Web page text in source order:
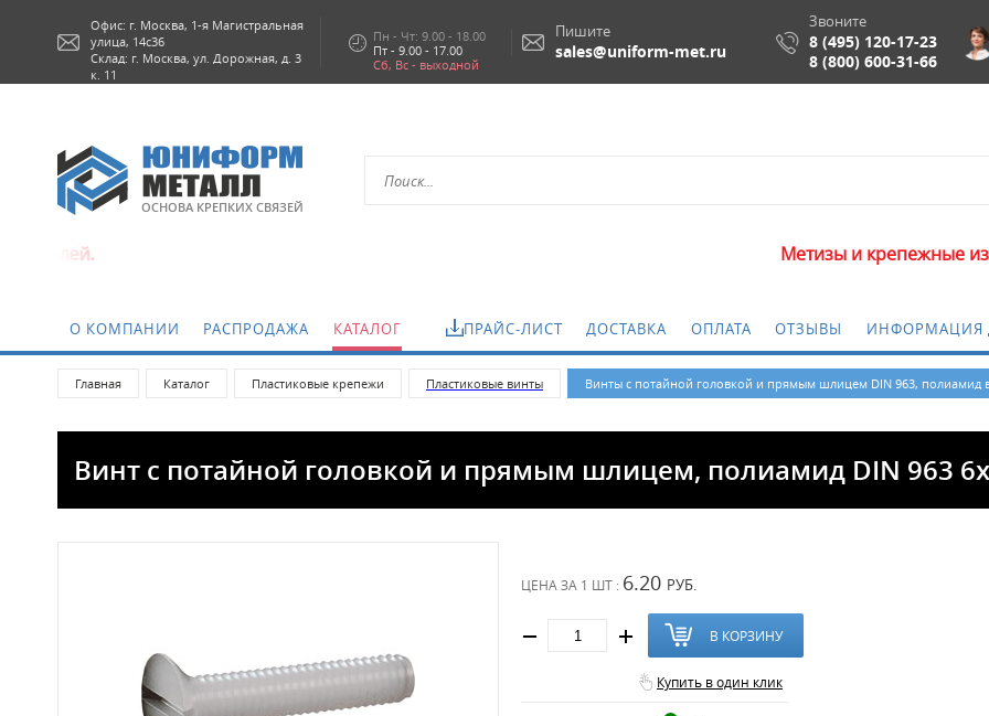
Офис: г. Москва, 1-я Магистральная
улица, 14с36
Склад: г. Москва, ул. Дорожная, д. 3
к. 11
Пн - Чт: 9.00 - 18.00
Пт - 9.00 - 17.00
Сб, Вс - выходной
Пишите
sales@uniform-met.ru
Звоните
8 (495) 120-17-23
8 (800) 600-31-66
ОСНОВА КРЕПКИХ СВЯЗЕЙ
Метизы и крепежные изделия
О КОМПАНИИ РАСПРОДАЖА КАТАЛОГ ПРАЙС-ЛИСТ ДОСТАВКА ОПЛАТА ОТЗЫВЫ ИНФОРМАЦИЯ
Главная Каталог Пластиковые крепежи Пластиковые винты Винты с потайной головкой и прямым шлицем DIN 963, полиамид
Винт с потайной головкой и прямым шлицем, полиамид DIN 963
ЦЕНА ЗА 1 ШТ : 6.20 РУБ.
В КОРЗИНУ
Купить в один клик